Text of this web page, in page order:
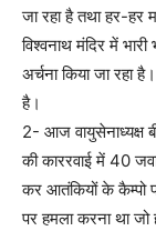
जा रहा है तथा हर-हर
विश्वनाथ मंदिर में
अर्चना किया जा रहा
है।
2- आज वायुसेनाध्यक्ष
की काररवाई में 40
कर आतंकियों के कैम्पो
पर हमला करना था जो